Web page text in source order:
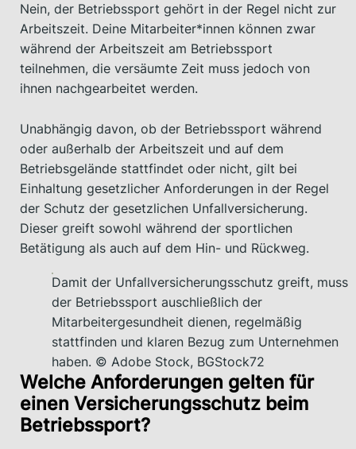
Nein, der Betriebssport gehört in der Regel nicht zur
Arbeitszeit. Deine Mitarbeiter*innen können zwar
während der Arbeitszeit am Betriebssport
teilnehmen, die versäumte Zeit muss jedoch von
ihnen nachgearbeitet werden.
Unabhängig davon, ob der Betriebssport während
oder außerhalb der Arbeitszeit und auf dem
Betriebsgelände stattfindet oder nicht, gilt bei
Einhaltung gesetzlicher Anforderungen in der Regel
der Schutz der gesetzlichen Unfallversicherung.
Dieser greift sowohl während der sportlichen
Betätigung als auch auf dem Hin- und Rückweg.
Damit der Unfallversicherungsschutz greift, muss
der Betriebssport auschließlich der
Mitarbeitergesundheit dienen, regelmäßig
stattfinden und klaren Bezug zum Unternehmen
haben. © Adobe Stock, BGStock72
Welche Anforderungen gelten für
einen Versicherungsschutz beim
Betriebssport?